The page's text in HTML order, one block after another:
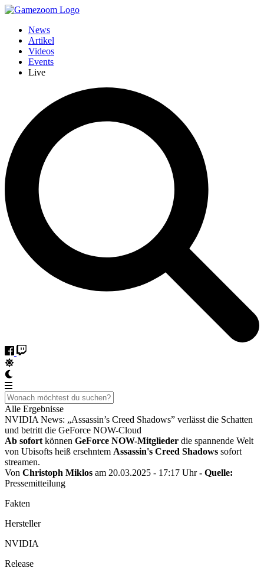
News
Artikel
Videos
Events
Live
Alle Ergebnisse
NVIDIA News: „Assassin’s Creed Shadows” verlässt die Schatten
und betritt die GeForce NOW-Cloud
Ab sofort können GeForce NOW-Mitglieder die spannende Welt
von Ubisofts heiß ersehntem Assassin's Creed Shadows sofort
streamen.
Von Christoph Miklos am 20.03.2025 - 17:17 Uhr- Quelle:
Pressemitteilung
Fakten
Hersteller
NVIDIA
Release